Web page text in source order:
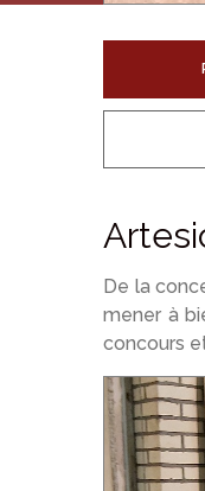
De la
mener à
concours